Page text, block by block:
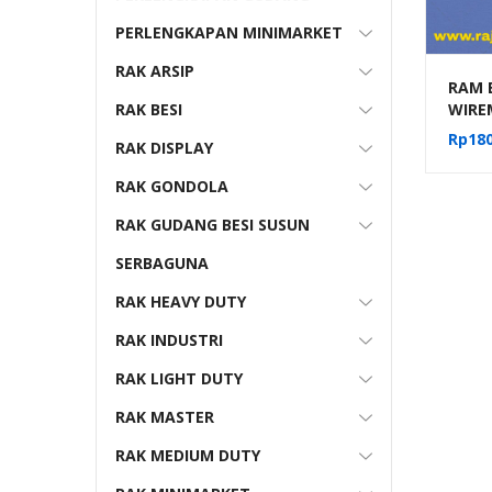
RAM
H5
Rp
PERLENGKAPAN MINIMARKET
RAK ARSIP
RAK BESI
RAK DISPLAY
RAK GONDOLA
RAK GUDANG BESI SUSUN
SERBAGUNA
RAK HEAVY DUTY
RAK INDUSTRI
RAK LIGHT DUTY
RAK MASTER
RAK MEDIUM DUTY